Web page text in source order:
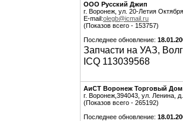
ООО Русский Джип
г. Воронеж, ул. 20-Летия
E-mail:olegb@icmail.ru
(Показов всего - 153757)
Последнее обновление:
Запчасти на УАЗ,
ICQ 113039568
АиСТ Воронеж Торговый Дом
г. Воронеж,394043, ул. Ленина,
(Показов всего - 265192)
Последнее обновление: